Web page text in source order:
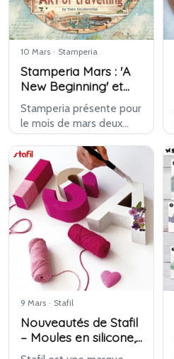
10 Mars · Stamperia
Stamperia Mars : 'A
New Beginning' et
'Art of Travelling'
Stamperia présente pour
le mois de mars deux
nouvelles collections de
design : A New Beginning
et Art of Travelling.
Chaque série raconte sa
propre histoire visuelle
et propose…
9 Mars · Stafil
Nouveautés de Stafil
– Moules en silicone,
sachets en coton et